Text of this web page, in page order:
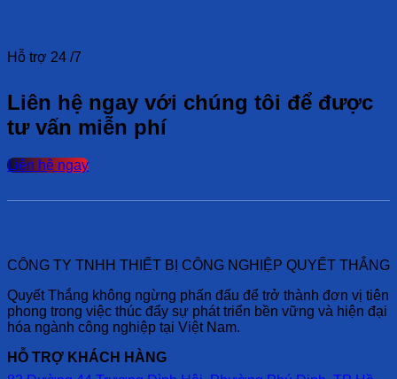
Hỗ trợ 24 /7
Liên hệ ngay với chúng tôi để được
tư vấn miễn phí
Liên hệ ngay
CÔNG TY TNHH THIẾT BỊ CÔNG NGHIỆP QUYẾT THẮNG
Quyết Thắng không ngừng phấn đấu để trở thành đơn vị tiên
phong trong việc thúc đẩy sự phát triển bền vững và hiện đại
hóa ngành công nghiệp tại Việt Nam.
HỖ TRỢ KHÁCH HÀNG